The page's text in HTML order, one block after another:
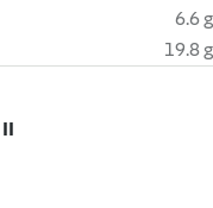
6.6 g
19.8 g